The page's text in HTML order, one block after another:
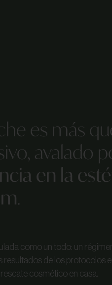
es más
avalado
en la
.
como un todo: un
resultados de los protocolos
cosmético en casa.